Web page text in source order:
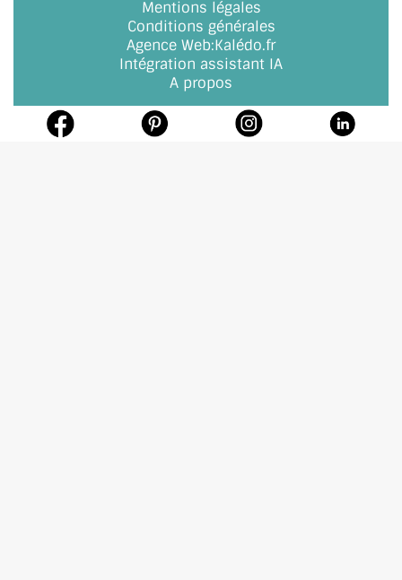
Mentions légales
Conditions générales
Agence Web:Kalédo.fr
Intégration assistant IA
A propos